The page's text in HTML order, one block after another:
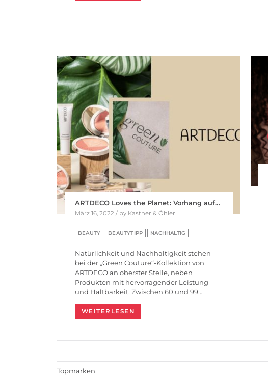
ARTDECO Loves the Planet: Vorhang auf…
März 16, 2022 / by Kastner & Öhler
BEAUTY BEAUTYTIPP NACHHALTIG
Natürlichkeit und Nachhaltigkeit stehen
bei der „Green Couture“-Kollektion von
ARTDECO an oberster Stelle, neben
Produkten mit hervorragender Leistung
und Haltbarkeit. Zwischen 60 und 99…
WEITERLESEN
Topmarken